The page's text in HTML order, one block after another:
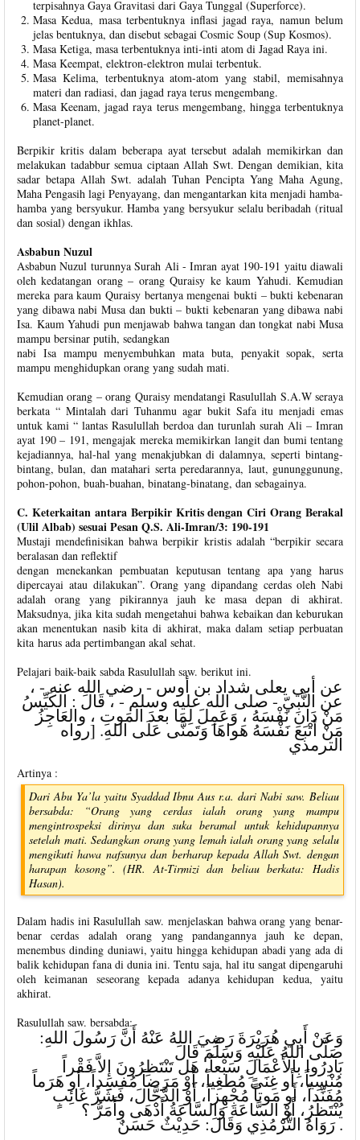
terpisahnya Gaya Gravitasi dari Gaya Tunggal (Superforce).
Masa Kedua, masa terbentuknya inflasi jagad raya, namun belum
jelas bentuknya, dan disebut sebagai Cosmic Soup (Sup Kosmos).
Masa Ketiga, masa terbentuknya inti-inti atom di Jagad Raya ini.
Masa Keempat, elektron-elektron mulai terbentuk.
Masa Kelima, terbentuknya atom-atom yang stabil, memisahnya
materi dan radiasi, dan jagad raya terus mengembang.
Masa Keenam, jagad raya terus mengembang, hingga terbentuknya
planet-planet.
Berpikir kritis dalam beberapa ayat tersebut adalah memikirkan dan
melakukan tadabbur semua ciptaan Allah Swt. Dengan demikian, kita
sadar betapa Allah Swt. adalah Tuhan Pencipta Yang Maha Agung,
Maha Pengasih lagi Penyayang, dan mengantarkan kita menjadi hamba-
hamba yang bersyukur. Hamba yang bersyukur selalu beribadah (ritual
dan sosial) dengan ikhlas.
Asbabun Nuzul
Asbabun Nuzul turunnya Surah Ali - Imran ayat 190-191 yaitu diawali
oleh kedatangan orang – orang Quraisy ke kaum Yahudi. Kemudian
mereka para kaum Quraisy bertanya mengenai bukti – bukti kebenaran
yang dibawa nabi Musa dan bukti – bukti kebenaran yang dibawa nabi
Isa. Kaum Yahudi pun menjawab bahwa tangan dan tongkat nabi Musa
mampu bersinar putih, sedangkan
nabi Isa mampu menyembuhkan mata buta, penyakit sopak, serta
mampu menghidupkan orang yang sudah mati.
Kemudian orang – orang Quraisy mendatangi Rasulullah S.A.W seraya
berkata “ Mintalah dari Tuhanmu agar bukit Safa itu menjadi emas
untuk kami “ lantas Rasulullah berdoa dan turunlah surah Ali – Imran
ayat 190 – 191, mengajak mereka memikirkan langit dan bumi tentang
kejadiannya, hal-hal yang menakjubkan di dalamnya, seperti bintang-
bintang, bulan, dan matahari serta peredarannya, laut, gununggunung,
pohon-pohon, buah-buahan, binatang-binatang, dan sebagainya.
C. Keterkaitan antara Berpikir Kritis dengan Ciri Orang Berakal
(Ulil Albab) sesuai Pesan Q.S. Ali-Imran/3: 190-191
Mustaji mendefinisikan bahwa berpikir kristis adalah “berpikir secara
beralasan dan reflektif
dengan menekankan pembuatan keputusan tentang apa yang harus
dipercayai atau dilakukan”. Orang yang dipandang cerdas oleh Nabi
adalah orang yang pikirannya jauh ke masa depan di akhirat.
Maksudnya, jika kita sudah mengetahui bahwa kebaikan dan keburukan
akan menentukan nasib kita di akhirat, maka dalam setiap perbuatan
kita harus ada pertimbangan akal sehat.
Pelajari baik-baik sabda Rasulullah saw. berikut ini.
عن أبي يعلى شداد بن أوس - رضي الله عنه - ،
عن النَّبيّ - صلى الله عليه وسلم - ، قَالَ : الكَيِّسُ
مَنْ دَانَ نَفْسَهُ ، وَعَمِلَ لِمَا بعدَ المَوتِ ، والعَاجِزُ
مَنْ أتْبَعَ نَفْسَهُ هَواهَا وَتَمنَّى عَلَى اللهِ. [رواه
الترمذي
Artinya :
Dari Abu Ya’la yaitu Syaddad Ibnu Aus r.a. dari Nabi saw. Beliau
bersabda: “Orang yang cerdas ialah orang yang mampu
mengintrospeksi dirinya dan suka beramal untuk kehidupannya
setelah mati. Sedangkan orang yang lemah ialah orang yang selalu
mengikuti hawa nafsunya dan berharap kepada Allah Swt. dengan
harapan kosong”. (HR. At-Tirmizi dan beliau berkata: Hadis
Hasan).
Dalam hadis ini Rasulullah saw. menjelaskan bahwa orang yang benar-
benar cerdas adalah orang yang pandangannya jauh ke depan,
menembus dinding duniawi, yaitu hingga kehidupan abadi yang ada di
balik kehidupan fana di dunia ini. Tentu saja, hal itu sangat dipengaruhi
oleh keimanan seseorang kepada adanya kehidupan kedua, yaitu
akhirat.
Rasulullah saw. bersabda:
:وَعَنْ أَبِي هُرَيْرَةَ رَضِيَ اللهُ عَنْهُ أَنَّ رَسُولَ اللهِ
صَلَّى اللهُ عَلَيْهِ وَسَلَّمَ قَالَ
بَادِرُوا بِالأَعْمَالِ سَبْعاً، هَل تَنْتَظِرُونَ إِلاَّ فَقْراً
مُنْسِياً، أَو غِنَىً مُطغِياً، أَوْ مَرَضاً مُفسِداً، أو هَرَماً
مُفَنِّداً، أَو مَوتاً مُجْهِزاً، أََوْ الدَّجَّالَ، فَشَرُّ غَائِبٍ
يُنْتَظَرُ، أَوْ السَّاعَةَ وَالسَّاعَةُ أَدْهَى وأَمَرُّ ؟
رَوَاهُ التُّرْمُذِي وَقَالَ: حَدِيْثٌ حَسَنٌ .